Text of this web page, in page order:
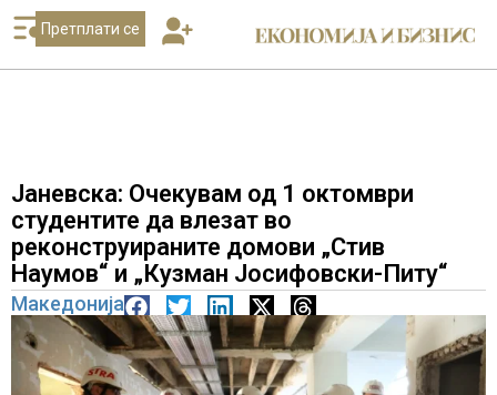
Претплати се
Јаневска: Очекувам од 1 октомври
студентите да влезат во
реконструираните домови „Стив
Наумов“ и „Кузман Јосифовски-Питу“
Македонија